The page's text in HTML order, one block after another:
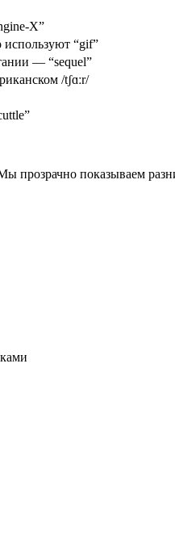
X”
используют “gif”
— “sequel”
/tʃɑːr/
Мы прозрачно показываем